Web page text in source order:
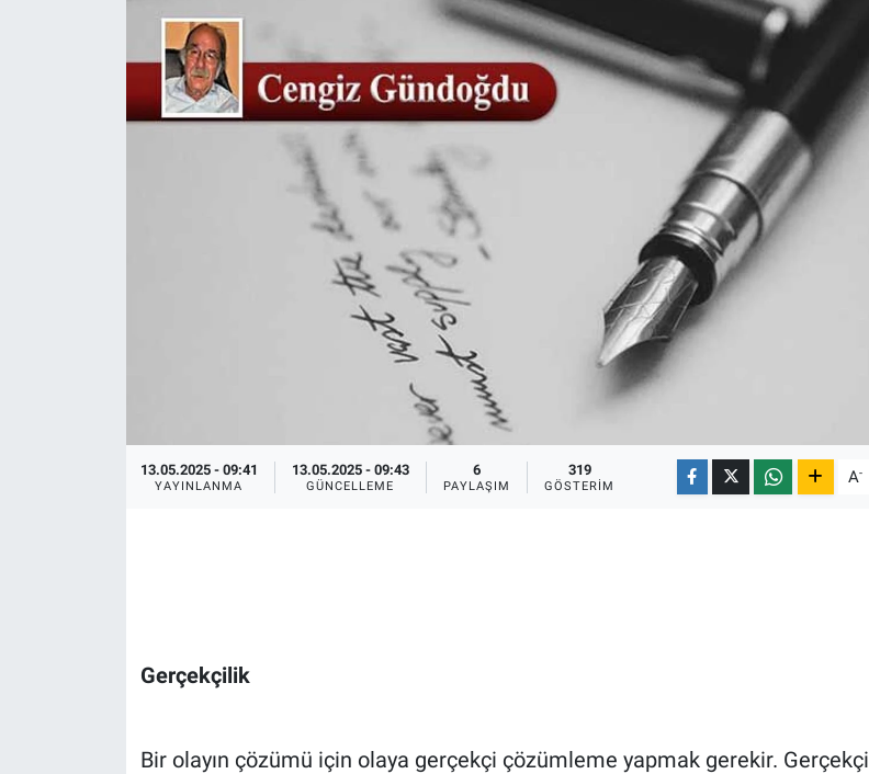
13.05.2025 - 09:41
YAYINLANMA
13.05.2025 - 09:43
GÜNCELLEME
6
PAYLAŞIM
319
GÖSTERIM A-
Gerçekçilik
Bir olayın çözümü için olaya gerçekçi çözümleme yapmak gerekir. Gerçekçi
Ege'den Esintiler